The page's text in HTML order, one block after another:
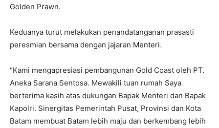
Golden Prawn.
Keduanya turut melakukan penandatanganan prasasti
peresmian bersama dengan jajaran Menteri.
“Kami mengapresiasi pembangunan Gold Coast oleh PT.
Aneka Sarana Sentosa. Mewakili tuan rumah Saya
berterima kasih atas dukungan Bapak Menteri dan Bapak
Kapolri. Sinergitas Pemerintah Pusat, Provinsi dan Kota
Batam membuat Batam lebih maju dan berkembang lebih